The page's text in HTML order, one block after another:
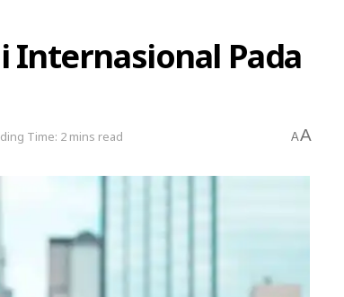
Internasional Pada
Time: 2 mins read AA